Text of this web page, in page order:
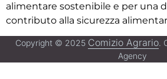
alimentare sostenibile e per una
contributo alla sicurezza
Copyright © 2025 Comizio Agrario.
Agency